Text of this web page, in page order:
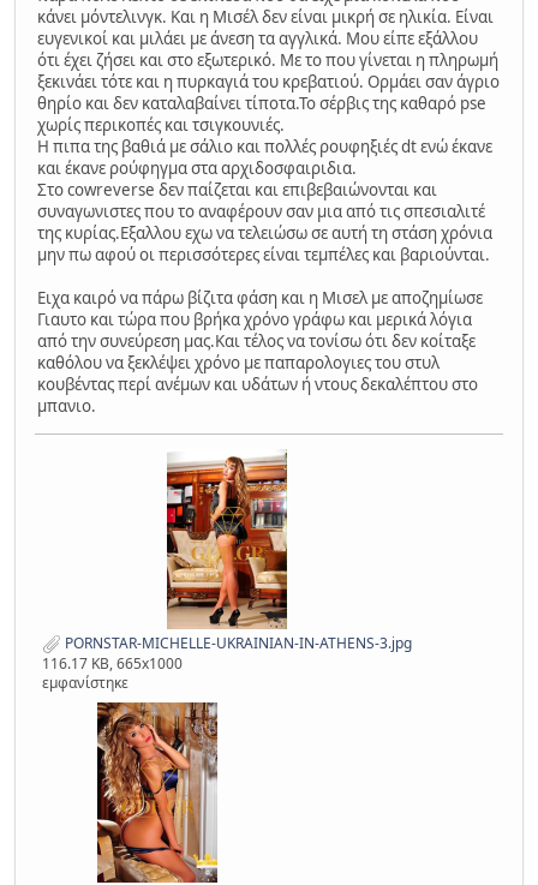
κάνει μόντελινγκ. Και η Μισέλ δεν είναι μικρή σε ηλικία. Είναι
ευγενικοί και μιλάει με άνεση τα αγγλικά. Μου είπε εξάλλου
ότι έχει ζήσει και στο εξωτερικό. Με το που γίνεται η πληρωμή
ξεκινάει τότε και η πυρκαγιά του κρεβατιού. Ορμάει σαν άγριο
θηρίο και δεν καταλαβαίνει τίποτα.Το σέρβις της καθαρό pse
χωρίς περικοπές και τσιγκουνιές.
Η πιπα της βαθιά με σάλιο και πολλές ρουφηξιές dt ενώ έκανε
και έκανε ρούφηγμα στα αρχιδοσφαιριδια.
Στο cowreverse δεν παίζεται και επιβεβαιώνονται και
συναγωνιστες που το αναφέρουν σαν μια από τις σπεσιαλιτέ
της κυρίας.Εξαλλου εχω να τελειώσω σε αυτή τη στάση χρόνια
μην πω αφού οι περισσότερες είναι τεμπέλες και βαριούνται.
Ειχα καιρό να πάρω βίζιτα φάση και η Μισελ με αποζημίωσε
Γιαυτο και τώρα που βρήκα χρόνο γράφω και μερικά λόγια
από την συνεύρεση μας.Και τέλος να τονίσω ότι δεν κοίταξε
καθόλου να ξεκλέψει χρόνο με παπαρολογιες του στυλ
κουβέντας περί ανέμων και υδάτων ή ντους δεκαλέπτου στο
μπανιο.
PORNSTAR-MICHELLE-UKRAINIAN-IN-ATHENS-3.jpg
116.17 KB, 665x1000
εμφανίστηκε